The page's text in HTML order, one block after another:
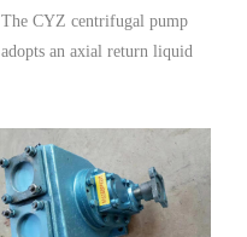
The CYZ centrifugal pump
adopts an axial return liquid